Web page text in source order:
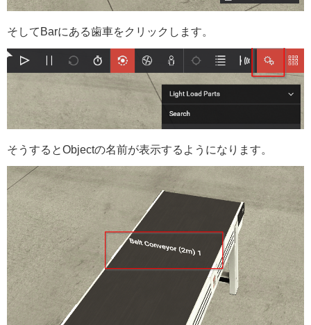
そしてBarにある歯車をクリックします。
そうするとObjectの名前が表示するようになります。